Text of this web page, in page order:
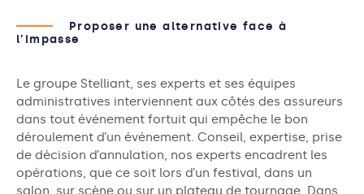
Proposer une alternative face à
l’impasse
Le groupe Stelliant, ses experts et ses équipes
administratives interviennent aux côtés des assureurs
dans tout événement fortuit qui empêche le bon
déroulement d’un événement. Conseil, expertise, prise
de décision d’annulation, nos experts encadrent les
opérations, que ce soit lors d’un festival, dans un
salon, sur scène ou sur un plateau de tournage. Dans